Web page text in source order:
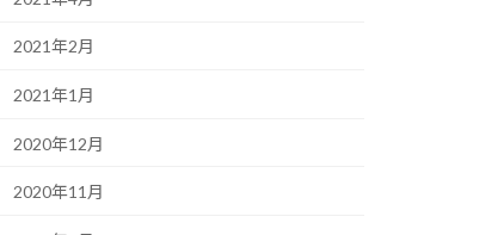
2021年2月
2021年1月
2020年12月
2020年11月